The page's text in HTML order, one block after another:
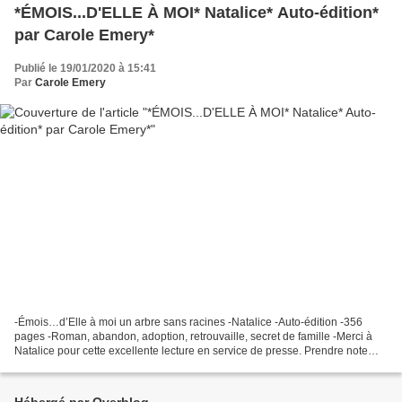
*ÉMOIS...D'ELLE À MOI* Natalice* Auto-édition*
par Carole Emery*
Publié le 19/01/2020 à 15:41
Par Carole Emery
-Émois…d’Elle à moi un arbre sans racines -Natalice -Auto-édition -356
pages -Roman, abandon, adoption, retrouvaille, secret de famille -Merci à
Natalice pour cette excellente lecture en service de presse. Prendre note